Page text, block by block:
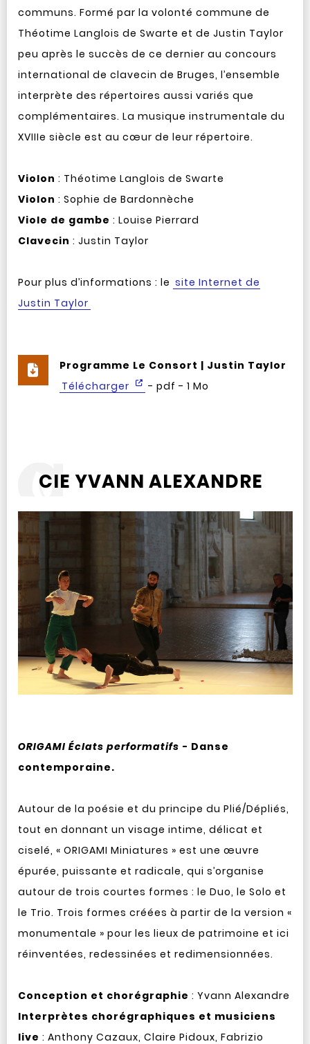
communs. Formé par la volonté commune de
Théotime Langlois de Swarte et de Justin Taylor
peu après le succès de ce dernier au concours
international de clavecin de Bruges, l’ensemble
interprète des répertoires aussi variés que
complémentaires. La musique instrumentale du
XVIIIe siècle est au cœur de leur répertoire.
Violon : Théotime Langlois de Swarte
Violon : Sophie de Bardonnèche
Viole de gambe : Louise Pierrard
Clavecin : Justin Taylor
Pour plus d’informations : le site Internet de
Justin Taylor
Programme Le Consort | Justin Taylor
Télécharger
- pdf - 1 Mo
CIE YVANN ALEXANDRE
ORIGAMI Éclats performatifs - Danse
contemporaine.
Autour de la poésie et du principe du Plié/Dépliés,
tout en donnant un visage intime, délicat et
ciselé, « ORIGAMI Miniatures » est une œuvre
épurée, puissante et radicale, qui s’organise
autour de trois courtes formes : le Duo, le Solo et
le Trio. Trois formes créées à partir de la version «
monumentale » pour les lieux de patrimoine et ici
réinventées, redessinées et redimensionnées.
Conception et chorégraphie : Yvann Alexandre
Interprètes chorégraphiques et musiciens
live : Anthony Cazaux, Claire Pidoux, Fabrizio